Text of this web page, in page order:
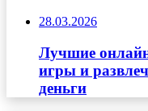
28.03.2026
Лучшие
игры и
деньги